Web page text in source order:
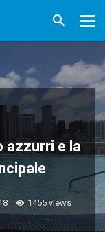
azzurri e la
1455 views